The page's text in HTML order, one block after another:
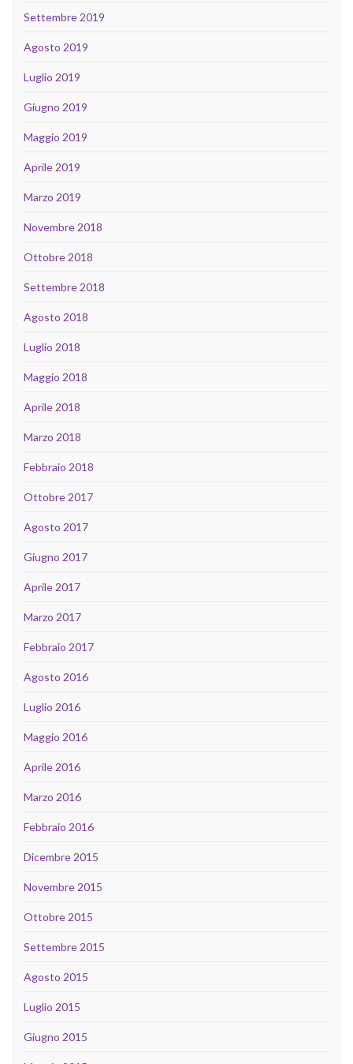
Settembre 2019
Agosto 2019
Luglio 2019
Giugno 2019
Maggio 2019
Aprile 2019
Marzo 2019
Novembre 2018
Ottobre 2018
Settembre 2018
Agosto 2018
Luglio 2018
Maggio 2018
Aprile 2018
Marzo 2018
Febbraio 2018
Ottobre 2017
Agosto 2017
Giugno 2017
Aprile 2017
Marzo 2017
Febbraio 2017
Agosto 2016
Luglio 2016
Maggio 2016
Aprile 2016
Marzo 2016
Febbraio 2016
Dicembre 2015
Novembre 2015
Ottobre 2015
Settembre 2015
Agosto 2015
Luglio 2015
Giugno 2015